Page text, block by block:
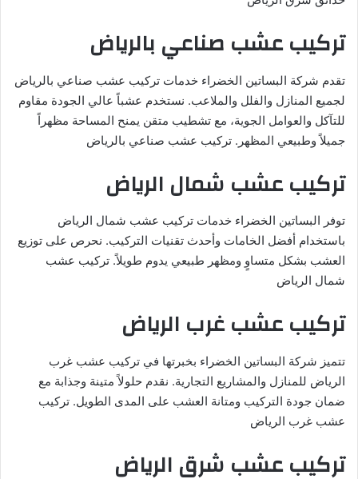
تركيب عشب صناعي بالرياض
تقدم شركة البساتين الخضراء خدمات تركيب عشب صناعي بالرياض
لجميع المنازل والفلل والملاعب. نستخدم عشباً عالي الجودة مقاوم
للتآكل والعوامل الجوية، مع تشطيب متقن يمنح المساحة مظهراً
جميلاً وطبيعي المظهر. تركيب عشب صناعي بالرياض
تركيب عشب شمال الرياض
توفر البساتين الخضراء خدمات تركيب عشب شمال الرياض
باستخدام أفضل الخامات وأحدث تقنيات التركيب. نحرص على توزيع
العشب بشكل متساوٍ ومظهر طبيعي يدوم طويلاً. تركيب عشب
شمال الرياض
تركيب عشب غرب الرياض
تتميز شركة البساتين الخضراء بخبرتها في تركيب عشب غرب
الرياض للمنازل والمشاريع التجارية. نقدم حلولاً متينة وجذابة مع
ضمان جودة التركيب ومتانة العشب على المدى الطويل. تركيب
عشب غرب الرياض
تركيب عشب شرق الرياض